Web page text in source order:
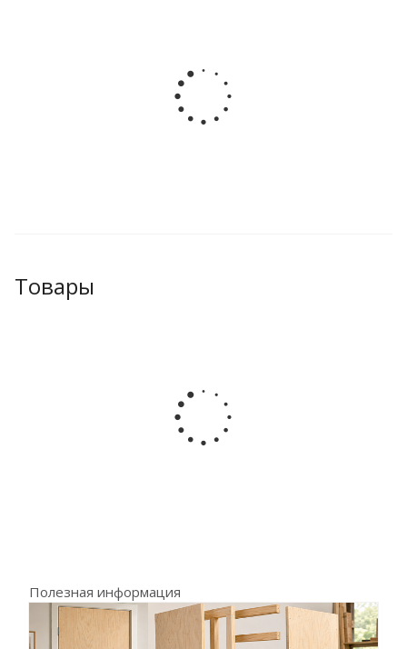
Товары
Полезная информация